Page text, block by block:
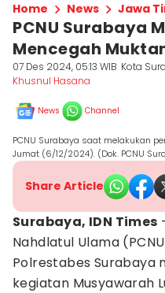
Home News Jawa
PCNU Surabaya
Mencegah
07 Des 2024, 05:13 WIB Kota
Khusnul Hasana
News Channel
PCNU Surabaya saat melakukan
Jumat (6/12/2024). (Dok. PCNU
Share Article
Surabaya, IDN Times
Nahdlatul Ulama
Polrestabes Surabaya
kegiatan Musyawarah